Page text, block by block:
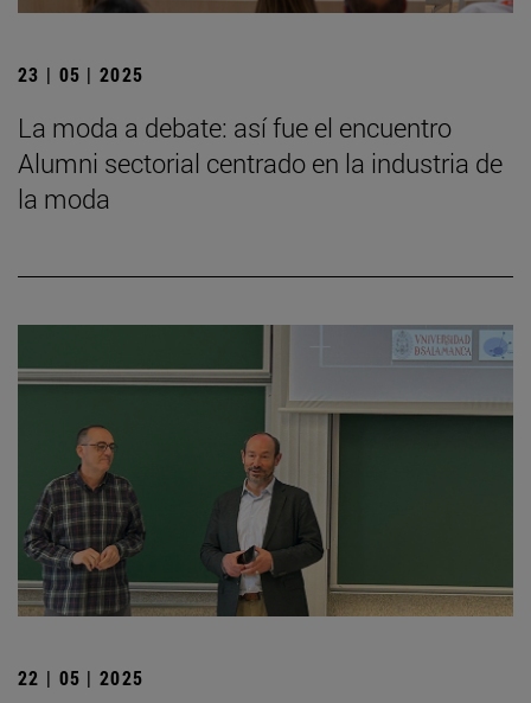
23 | 05 | 2025
La moda a debate: así fue el encuentro
Alumni sectorial centrado en la industria de
la moda
22 | 05 | 2025